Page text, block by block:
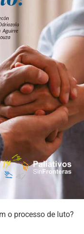
o processo de luto?